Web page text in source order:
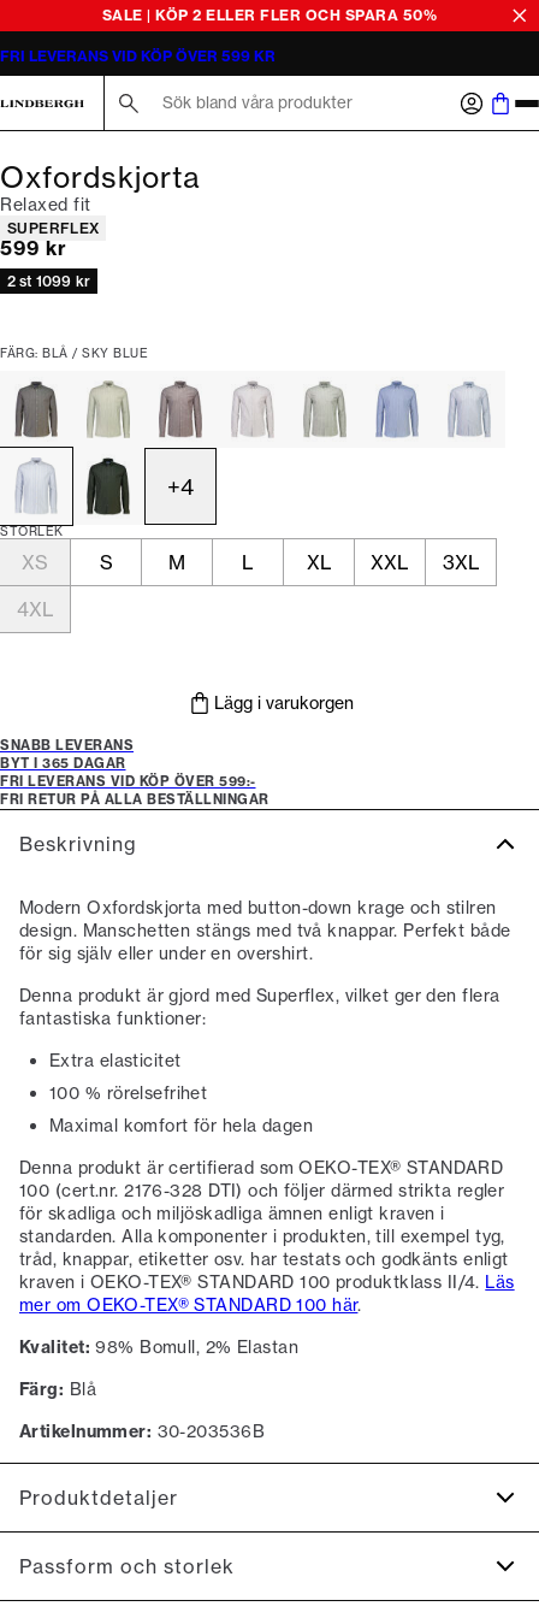
SALE | KÖP 2 ELLER FLER OCH SPARA 50%
FRI LEVERANS VID KÖP ÖVER 599 KR
Oxfordskjorta
Relaxed fit
Produktattribut
SUPERFLEX
Nuvarande pris
599 kr
2 st 1099 kr
FÄRG: BLÅ / SKY BLUE
+4
STORLEK
XS S M L XL XXL
3XL
4XL
Lägg i varukorgen
SNABB LEVERANS
BYT I 365 DAGAR
FRI LEVERANS VID KÖP ÖVER 599:-
FRI RETUR PÅ ALLA BESTÄLLNINGAR
Beskrivning
Modern Oxfordskjorta med button-down krage och stilren
design. Manschetten stängs med två knappar. Perfekt både
för sig själv eller under en overshirt.
Denna produkt är gjord med Superflex, vilket ger den flera
fantastiska funktioner:
Extra elasticitet
100 % rörelsefrihet
Maximal komfort för hela dagen
Denna produkt är certifierad som OEKO-TEX® STANDARD
100 (cert.nr. 2176-328 DTI) och följer därmed strikta regler
för skadliga och miljöskadliga ämnen enligt kraven i
standarden. Alla komponenter i produkten, till exempel tyg,
tråd, knappar, etiketter osv. har testats och godkänts enligt
kraven i OEKO-TEX® STANDARD 100 produktklass II/4. Läs
mer om OEKO-TEX® STANDARD 100 här.
Kvalitet: 98% Bomull, 2% Elastan
Färg: Blå
Artikelnummer: 30-203536B
Produktdetaljer
Skjortan har en button-down krage.
Passform och storlek